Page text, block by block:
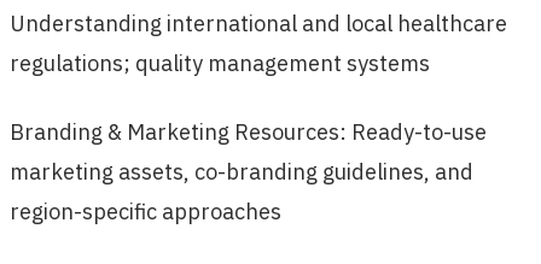
Understanding international and local healthcare
regulations; quality management systems
Branding & Marketing Resources: Ready-to-use
marketing assets, co-branding guidelines, and
region-specific approaches